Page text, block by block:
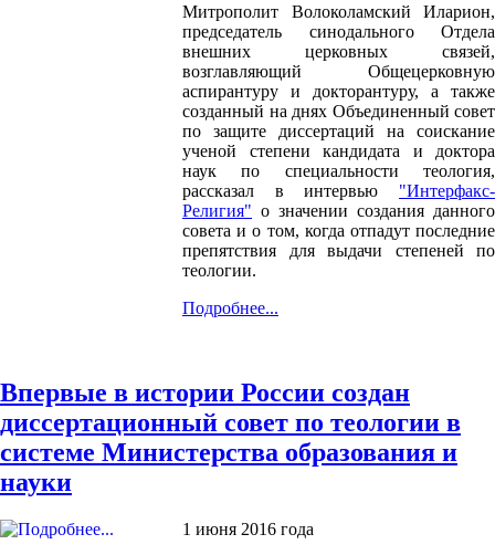
Митрополит Волоколамский Иларион,
председатель синодального Отдела
внешних церковных связей,
возглавляющий Общецерковную
аспирантуру и докторантуру, а также
созданный на днях Объединенный совет
по защите диссертаций на соискание
ученой степени кандидата и доктора
наук по специальности теология,
рассказал в интервью "Интерфакс-
Религия" о значении создания данного
совета и о том, когда отпадут последние
препятствия для выдачи степеней по
теологии.
Подробнее...
Впервые в истории России создан
диссертационный совет по теологии в
системе Министерства образования и
науки
1 июня 2016 года